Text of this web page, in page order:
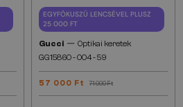
EGYFÓKUSZÚ LENCSÉVEL PLUSZ
25 000 FT
Gucci — Optikai keretek
GG1586O - 004 - 59
57 000 Ft 71 000 Ft